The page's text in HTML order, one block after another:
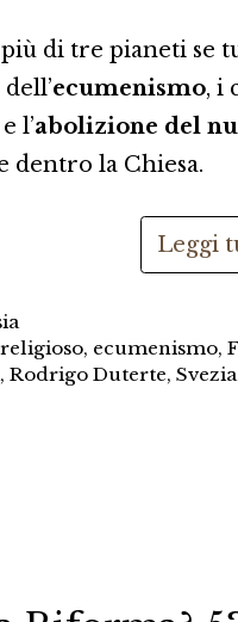
di tre pianeti se
ecumenismo, i
l’abolizione del
dentro la Chiesa.
Leggi
, ecumenismo,
, Rodrigo Duterte, Svezia